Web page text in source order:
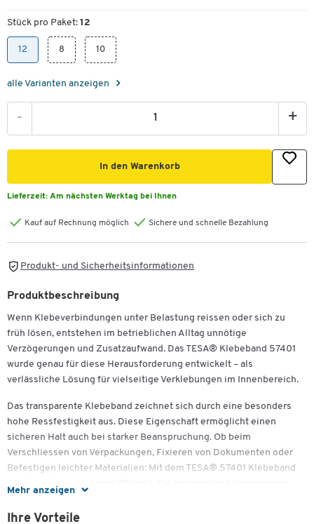
Stück pro Paket: 12
12 8 10
alle Varianten anzeigen
- +
In den Warenkorb
Lieferzeit: Am nächsten Werktag bei Ihnen
Kauf auf Rechnung möglich Sichere und schnelle Bezahlung
Produkt- und Sicherheitsinformationen
Mehr anzeigen
Produktbeschreibung
Wenn Klebeverbindungen unter Belastung reissen oder sich zu
früh lösen, entstehen im betrieblichen Alltag unnötige
Verzögerungen und Zusatzaufwand. Das TESA® Klebeband 57401
wurde genau für diese Herausforderung entwickelt – als
verlässliche Lösung für vielseitige Verklebungen im Innenbereich.
Das transparente Klebeband zeichnet sich durch eine besonders
hohe Ressfestigkeit aus. Diese Eigenschaft ermöglicht einen
sicheren Halt auch bei starker Beanspruchung. Ob beim
Verschliessen von Verpackungen, Fixieren von Dokumenten oder
Befestigen leichter Materialien: Mit dem TESA® 57401 Klebeband
arbeiten Sie präzise und effizient. Die kompakten Abmessungen
sauberen Einsatz in Kombination mit gängigen Abrollern.
Ihre Vorteile